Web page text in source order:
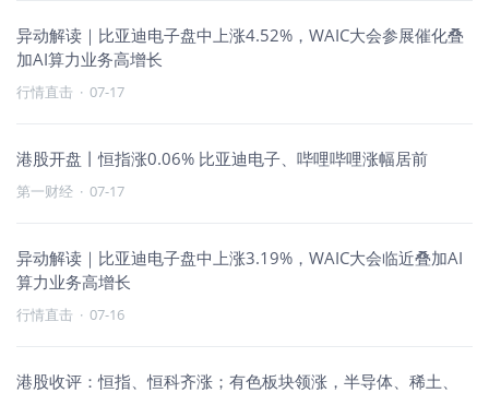
异动解读｜比亚迪电子盘中上涨4.52%，WAIC大会参展催化叠
加AI算力业务高增长
行情直击 · 07-17
港股开盘丨恒指涨0.06% 比亚迪电子、哔哩哔哩涨幅居前
第一财经 · 07-17
异动解读｜比亚迪电子盘中上涨3.19%，WAIC大会临近叠加AI
算力业务高增长
行情直击 · 07-16
港股收评：恒指、恒科齐涨；有色板块领涨，半导体、稀土、